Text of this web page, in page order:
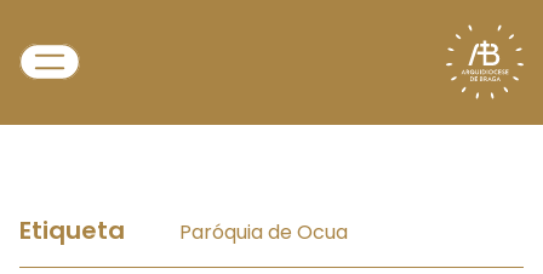
Etiqueta Paróquia de Ocua